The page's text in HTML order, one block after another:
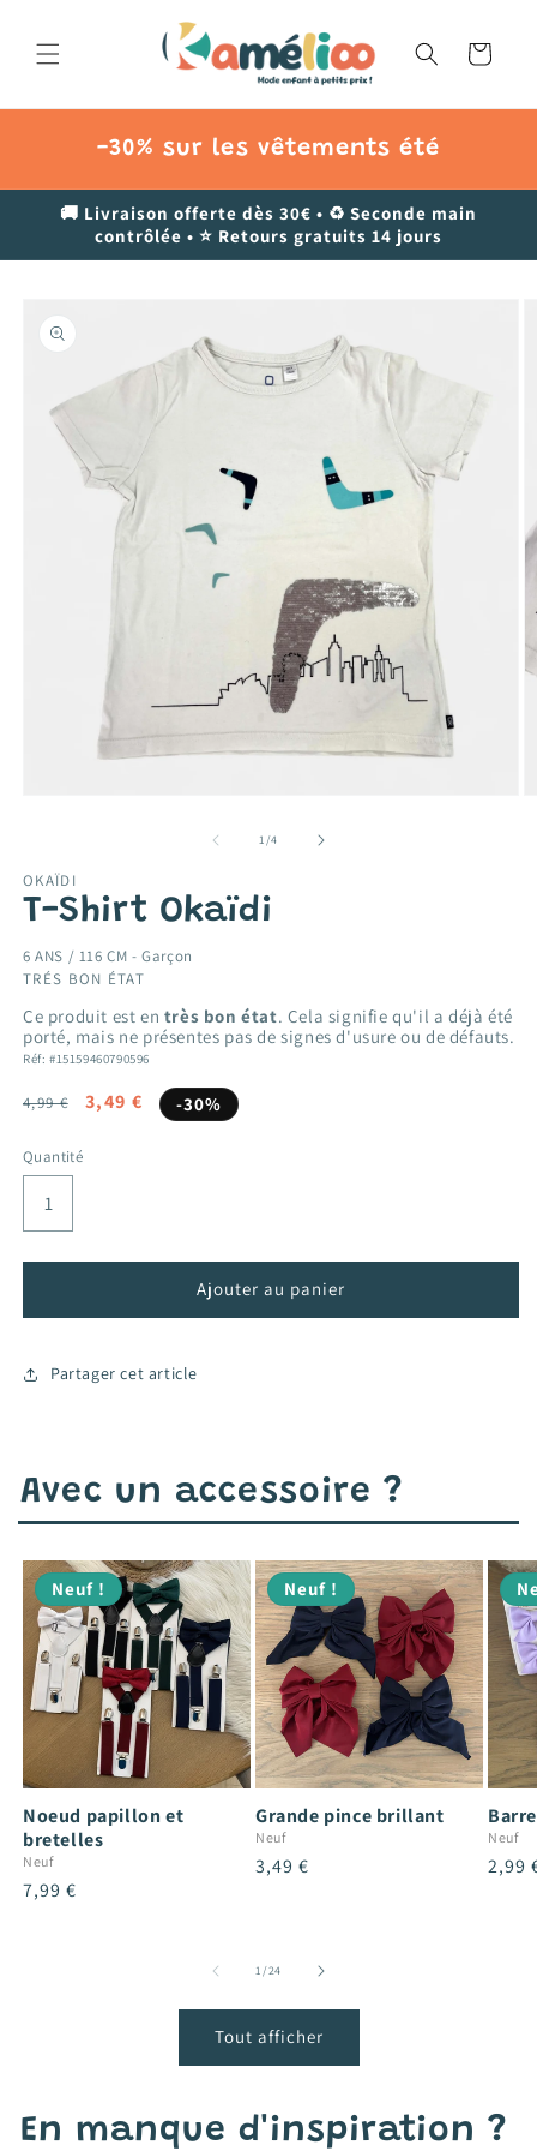
au
contenu
Panier
-30% sur les vêtements été
🚚 Livraison offerte dès 30€ • ♻️ Seconde main
contrôlée • ⭐ Retours gratuits 14 jours
produits
dans
fenêtre
1/de
4
OKAÏDI
T-Shirt Okaïdi
6 ANS / 116 CM -Garçon
TRÉS BON ÉTAT
Ce produit est en très bon état. Cela signifie qu'il a déjà été
porté, mais ne présentes pas de signes d'usure ou de défauts.
Réf: #15159460790596
Prix
4,99 €
Prix
3,49 € -30%
Quantité
Ajouter au panier
Partager cet article
Avec un accessoire ?
Neuf !
Noeud papillon et
bretelles
Neuf
Prix
7,99 €
Neuf !
Grande pince brillant
Neuf
Prix
3,49 €
Neuf
Prix
2,99
1/de
24
Tout afficher
En manque d'inspiration ?